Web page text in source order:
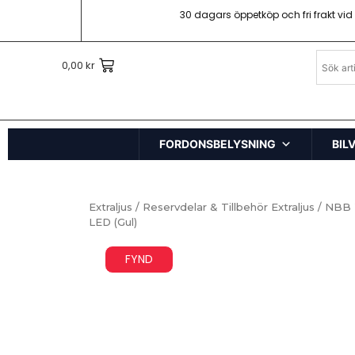
30 dagars öppetköp och fri frakt vid
0,00kr
FORDONSBELYSNING
Extraljus / Reservdelar & Tillbehör Extraljus / NBB
LED (Gul)
FYND